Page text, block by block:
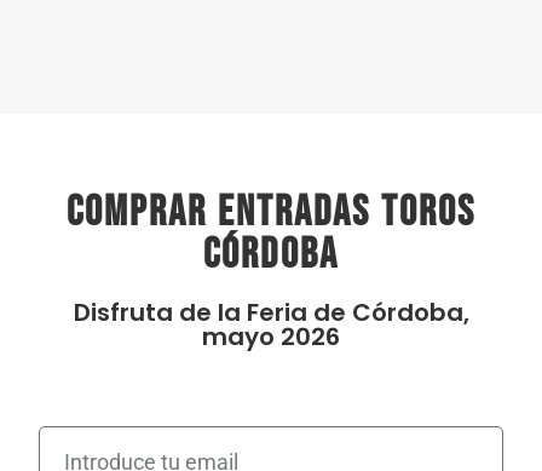
comprar entradas toros
Córdoba
Disfruta de la Feria de Córdoba,
mayo 2026